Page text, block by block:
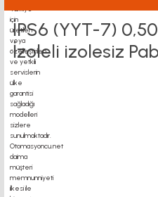
İPS6 (YYT-7)
İzoleli izolesiz
motor kaplin fiyatları, sigma profil, 3d
delta haberleşme kablosu, delta plc
stop, otomatik yağlama sistemleri, rulolu
40mm indüksiyonlu mil fiyatı, 40x80 si